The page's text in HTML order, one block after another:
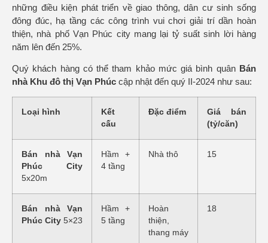
những điều kiện phát triển về giao thông, dân cư sinh sống
đông đúc, hạ tầng các công trình vui chơi giải trí dần hoàn
thiện, nhà phố Vạn Phúc city mang lại tỷ suất sinh lời hàng
năm lên đến 25%.
Quý khách hàng có thể tham khảo mức giá bình quân Bán
nhà Khu đô thị Vạn Phúc cập nhật đến quý II-2024 như sau:
Loại hình
Kết
cấu
Đặc điểm
Giá bán
(tỷ/căn)
Bán nhà Vạn
Phúc City
5x20m
Hầm +
4 tầng
Nhà thô 15
Bán nhà Vạn
Phúc City 5×23
Hầm +
5 tầng
Hoàn
thiện,
thang máy
18